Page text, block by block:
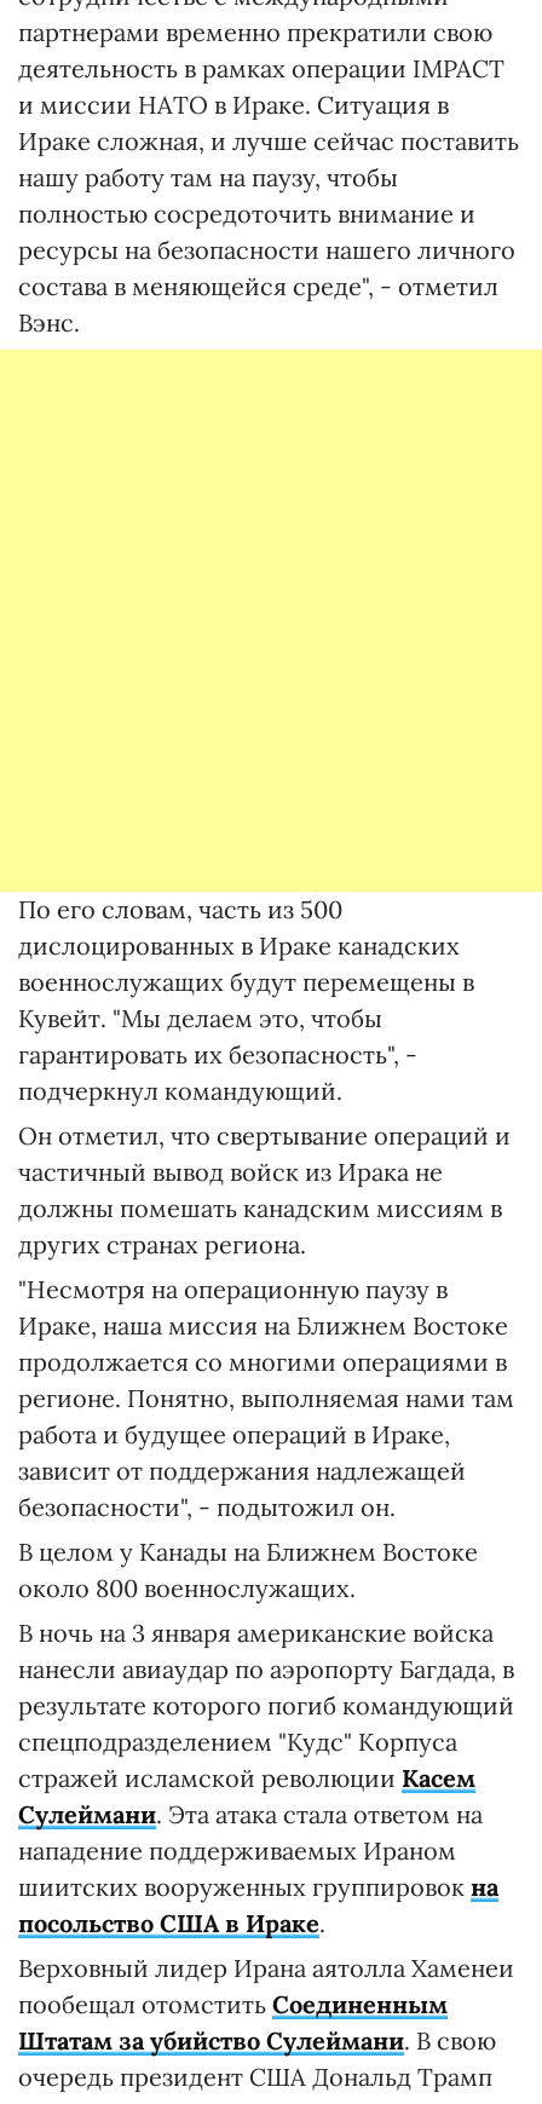
партнерами временно прекратили свою
деятельность в рамках операции IMPACT
и миссии НАТО в Ираке. Ситуация в
Ираке сложная, и лучше сейчас поставить
нашу работу там на паузу, чтобы
полностью сосредоточить внимание и
ресурсы на безопасности нашего личного
состава в меняющейся среде", - отметил
Вэнс.
По его словам, часть из 500
дислоцированных в Ираке канадских
военнослужащих будут перемещены в
Кувейт. "Мы делаем это, чтобы
гарантировать их безопасность", -
подчеркнул командующий.
Он отметил, что свертывание операций и
частичный вывод войск из Ирака не
должны помешать канадским миссиям в
других странах региона.
"Несмотря на операционную паузу в
Ираке, наша миссия на Ближнем Востоке
продолжается со многими операциями в
регионе. Понятно, выполняемая нами там
работа и будущее операций в Ираке,
зависит от поддержания надлежащей
безопасности", - подытожил он.
В целом у Канады на Ближнем Востоке
около 800 военнослужащих.
В ночь на 3 января американские войска
нанесли авиаудар по аэропорту Багдада, в
результате которого погиб командующий
спецподразделением "Кудс" Корпуса
стражей исламской революции Касем
Сулеймани. Эта атака стала ответом на
нападение поддерживаемых Ираном
шиитских вооруженных группировок на
посольство США в Ираке.
Верховный лидер Ирана аятолла Хаменеи
пообещал отомстить Соединенным
Штатам за убийство Сулеймани. В свою
очередь президент США Дональд Трамп